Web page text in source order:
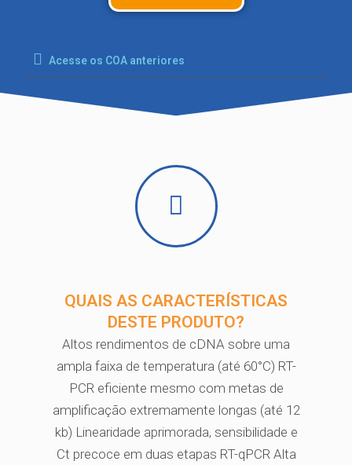
Acesse os COA anteriores
QUAIS AS CARACTERÍSTICAS
DESTE PRODUTO?
Altos rendimentos de cDNA sobre uma
ampla faixa de temperatura (até 60°C) RT-
PCR eficiente mesmo com metas de
amplificação extremamente longas (até 12
kb) Linearidade aprimorada, sensibilidade e
Ct precoce em duas etapas RT-qPCR Alta